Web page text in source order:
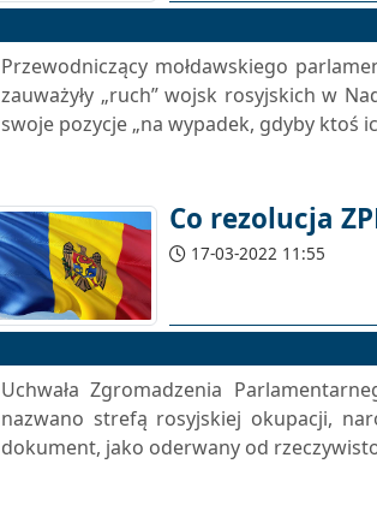
Przewodniczący mołdawskiego
zauważyły ​​„ruch” wojsk rosyjskich w
swoje pozycje „na wypadek, gdyby ktoś
Co rezolucja
17-03-2022 11:55
Uchwała Zgromadzenia
nazwano strefą rosyjskiej okupacji,
dokument, jako oderwany od